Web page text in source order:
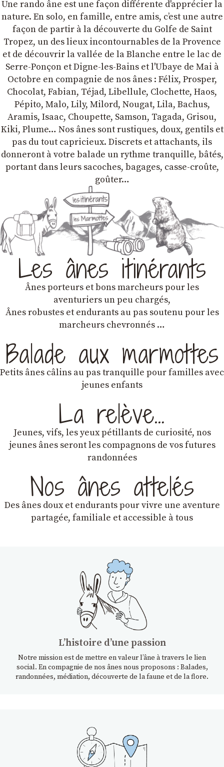
Une rando âne est une façon différente d'apprécier la
nature. En solo, en famille, entre amis, cʼest une autre
façon de partir à la découverte du Golfe de Saint
Tropez, un des lieux incontournables de la Provence
et de découvrir la vallée de la Blanche entre le lac de
Serre-Ponçon et Digne-les-Bains et l'Ubaye de Mai à
Octobre en compagnie de nos ânes : Félix, Prosper,
Chocolat, Fabian, Téjad, Libellule, Clochette, Haos,
Pépito, Malo, Lily, Milord, Nougat, Lila, Bachus,
Aramis, Isaac, Choupette, Samson, Tagada, Grisou,
Kiki, Plume… Nos ânes sont rustiques, doux, gentils et
pas du tout capricieux. Discrets et attachants, ils
donneront à votre balade un rythme tranquille, bâtés,
portant dans leurs sacoches, bagages, casse-croûte,
goûter…
Les ânes itinérants
Ânes porteurs et bons marcheurs pour les
aventuriers un peu chargés,
Ânes robustes et endurants au pas soutenu pour les
marcheurs chevronnés …
Balade aux marmottes
Petits ânes câlins au pas tranquille pour familles avec
jeunes enfants
La relève…
Jeunes, vifs, les yeux pétillants de curiosité, nos
jeunes ânes seront les compagnons de vos futures
randonnées
Nos ânes attelés
Des ânes doux et endurantspour vivre une aventure
partagée, familiale et accessible à tous
Lʼhistoire dʼune passion
Notre mission est de mettre en valeur l’âne à travers le lien
social. En compagnie de nos ânes nous proposons : Balades,
randonnées, médiation, découverte de la faune et de la flore.